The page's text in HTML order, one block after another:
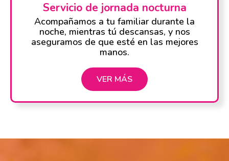
Servicio de jornada nocturna
Acompañamos a tu familiar durante la
noche, mientras tú descansas, y nos
aseguramos de que esté en las mejores
manos.
VER MÁS